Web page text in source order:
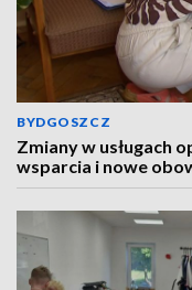
BYDGOSZCZ
Zmiany w usługach
wsparcia i nowe